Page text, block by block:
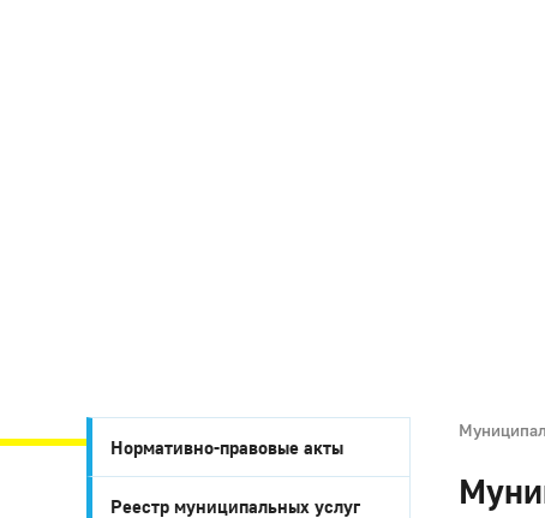
Нормативно-правовые акты
Реестр муниципальных услуг